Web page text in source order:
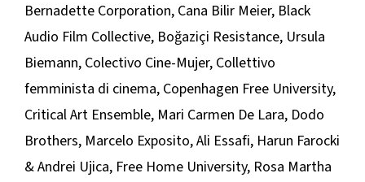
Bernadette Corporation, Cana Bilir Meier, Black
Audio Film Collective, Boğaziçi Resistance, Ursula
Biemann, Colectivo Cine-Mujer, Collettivo
femminista di cinema, Copenhagen Free University,
Critical Art Ensemble, Mari Carmen De Lara, Dodo
Brothers, Marcelo Exposito, Ali Essafi, Harun Farocki
& Andrei Ujica, Free Home University, Rosa Martha